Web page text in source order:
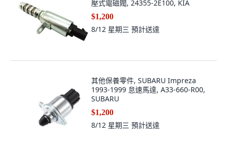
壓式電磁閥, 24355-2E100, KIA
$1,200
8/12 星期三 預計送達
其他保養零件, SUBARU Impreza
1993-1999 怠速馬達, A33-660-R00,
SUBARU
$1,200
8/12 星期三 預計送達